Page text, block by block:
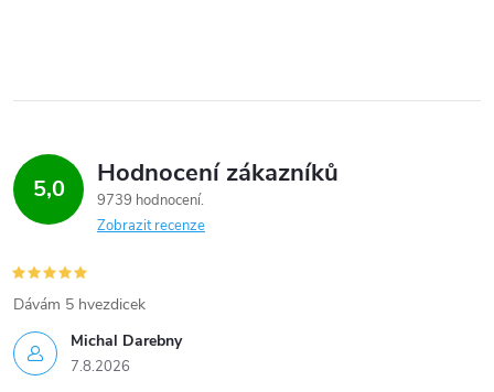
5,0 Hodnocení zákazníků
9739 hodnocení
Zobrazit recenze
Michal Darebny
7.8.2026
Dávám 5 hvezdicek